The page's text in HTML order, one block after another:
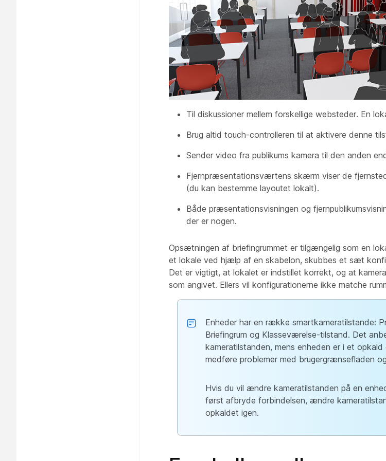
Til diskussioner mellem forskellige websteder. En
Brug altid touch-controlleren til at aktivere denne
Sender video fra publikums kamera til den anden
Fjernpræsentationsværtens skærm viser de
(du kan bestemme layoutet lokalt).
Både præsentationsvisningen og
der er nogen.
Opsætningen af briefingrummet er tilgængelig som en
et lokale ved hjælp af en skabelon, skubbes et sæt
Det er vigtigt, at lokalet er indstillet korrekt, og at
som angivet. Ellers vil konfigurationerne ikke matche
Enheder har en række smartkameratilstande:
Briefingrum og Klasseværelse-tilstand. Det
kameratilstanden, mens enheden er i et
medføre problemer med brugergrænsefladen
Hvis du vil ændre kameratilstanden på en
først afbryde forbindelsen, ændre
opkaldet igen.